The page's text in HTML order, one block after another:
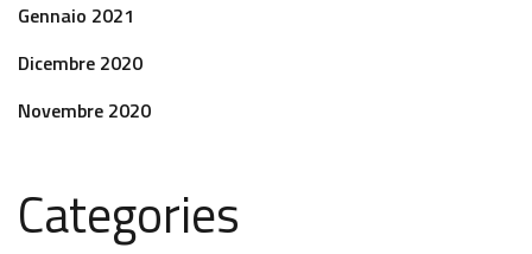
Gennaio 2021
Dicembre 2020
Novembre 2020
Categories